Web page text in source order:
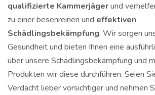
qualifizierte Kammerjägerund
zu einer besenreinen und effektiven
Schädlingsbekämpfung. Wir sorgen
Gesundheit und bieten Ihnen eine
über unsere Schädlingsbekämpfung und
Produkten wir diese durchführen. Seien
Verdacht lieber vorsichtiger und nehmen